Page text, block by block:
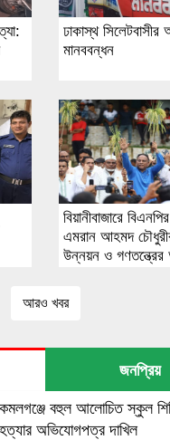
ঢাকাস্থ
মানববন্ধন
বিয়ানীবাজারে
এমরান আহমদ
উন্নয়ন ও গণতন্ত্রের
আরও খবর
জনপ্রিয়
কমলগঞ্জে বহুল আলোচিত স্কুল
হত্যার অভিযোগপত্র দাখিল